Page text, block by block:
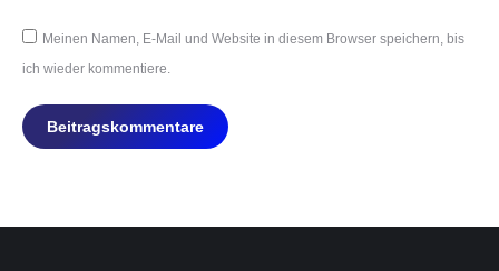
Meinen Namen, E-Mail und Website in diesem Browser speichern, bis
ich wieder kommentiere.
Beitragskommentare